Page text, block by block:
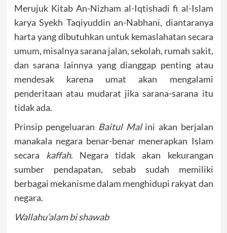
Merujuk Kitab An-Nizham al-Iqtishadi fi al-Islam
karya Syekh Taqiyuddin an-Nabhani, diantaranya
harta yang dibutuhkan untuk kemaslahatan secara
umum, misalnya sarana jalan, sekolah, rumah sakit,
dan sarana lainnya yang dianggap penting atau
mendesak karena umat akan mengalami
penderitaan atau mudarat jika sarana-sarana itu
tidak ada.
Prinsip pengeluaran Baitul Malini akan berjalan
manakala negara benar-benar menerapkan Islam
secara kaffah. Negara tidak akan kekurangan
sumber pendapatan, sebab sudah memiliki
berbagai mekanisme dalam menghidupi rakyat dan
negara.
Wallahu’alam bi shawab